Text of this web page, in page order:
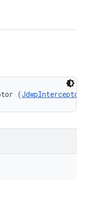
(JdwpInterceptor